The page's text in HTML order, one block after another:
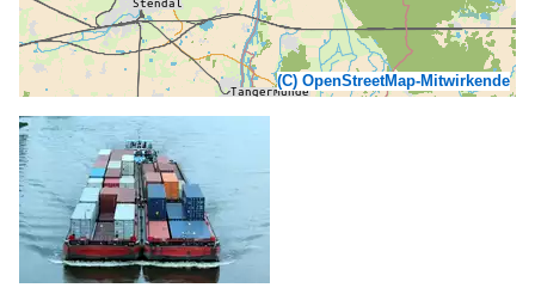
(C) OpenStreetMap-Mitwirkende